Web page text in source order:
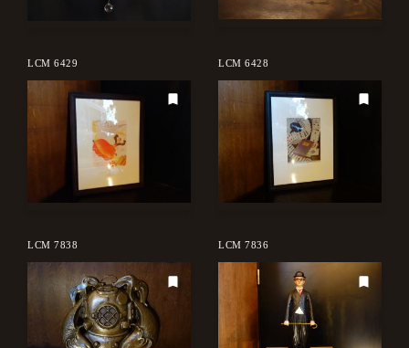
LCM 6429 LCM 6428
LCM 7838 LCM 7836